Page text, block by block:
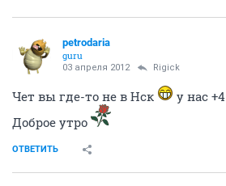
petrodaria
guru
03 апреля 2012 Rigick
Чет вы где-то не в Нск
у нас
Доброе утро
ОТВЕТИТЬ